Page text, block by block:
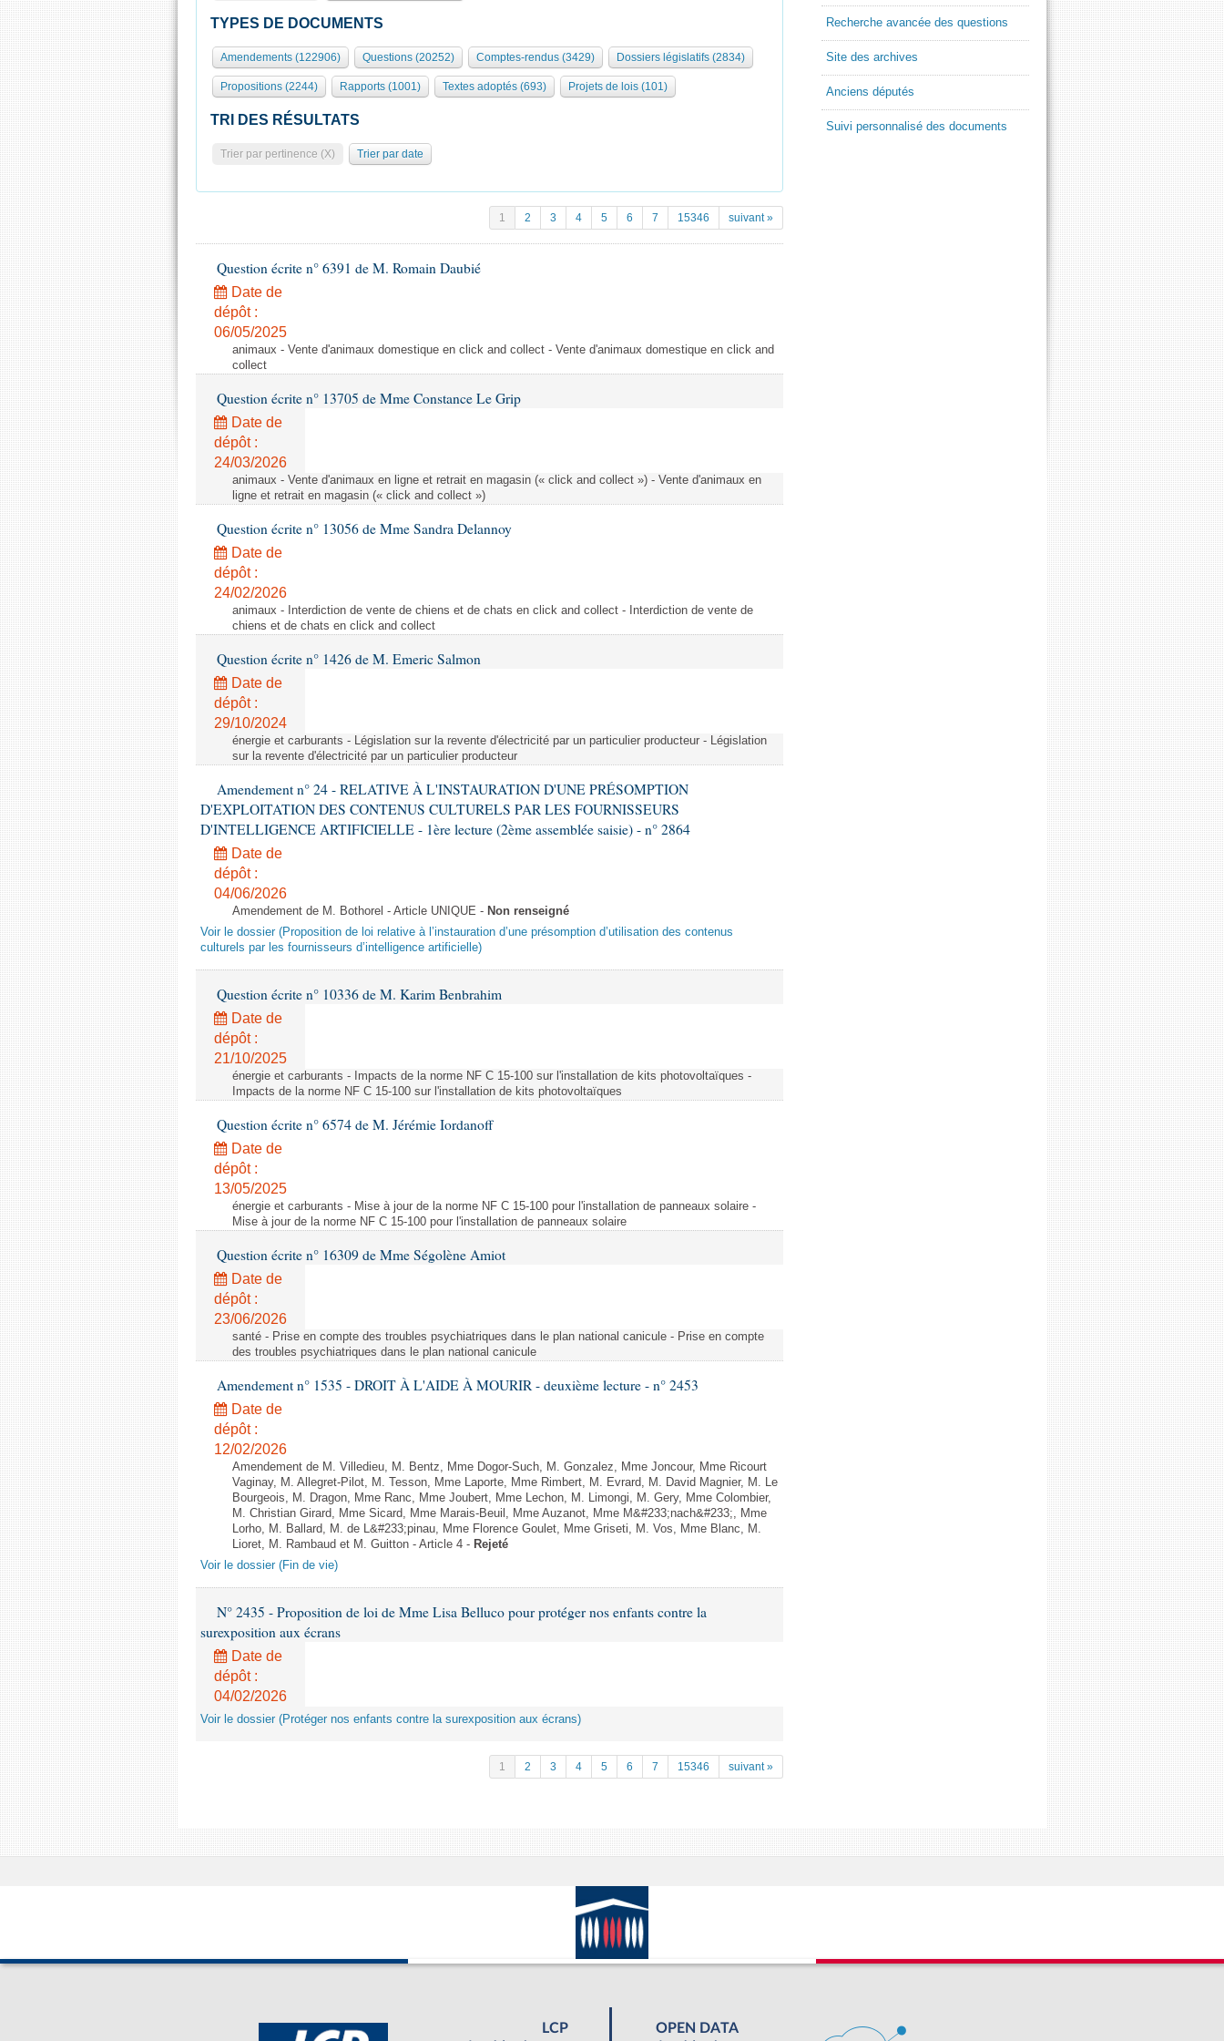
TYPES DE DOCUMENTS
Amendements (122906) Questions (20252) Comptes-rendus (3429) Dossiers législatifs (2834)
Propositions (2244) Rapports (1001) Textes adoptés (693) Projets de lois (101)
TRI DES RÉSULTATS
Trier par pertinence (X) Trier par date
1 2 3 4 5 6 7 15346 suivant »
Question écrite n° 6391 de M. Romain Daubié
Date de
dépôt :
06/05/2025
animaux - Vente d'animaux domestique en click and collect - Vente d'animaux domestique en click and
collect
Question écrite n° 13705 de Mme Constance Le Grip
Date de
dépôt :
24/03/2026
animaux - Vente d'animaux en ligne et retrait en magasin (« click and collect ») - Vente d'animaux en
ligne et retrait en magasin (« click and collect »)
Question écrite n° 13056 de Mme Sandra Delannoy
Date de
dépôt :
24/02/2026
animaux - Interdiction de vente de chiens et de chats en click and collect - Interdiction de vente de
chiens et de chats en click and collect
Question écrite n° 1426 de M. Emeric Salmon
Date de
dépôt :
29/10/2024
énergie et carburants - Législation sur la revente d'électricité par un particulier producteur - Législation
sur la revente d'électricité par un particulier producteur
Amendement n° 24 - RELATIVE À L'INSTAURATION D'UNE PRÉSOMPTION
D'EXPLOITATION DES CONTENUS CULTURELS PAR LES FOURNISSEURS
D'INTELLIGENCE ARTIFICIELLE - 1ère lecture (2ème assemblée saisie) - n° 2864
Date de
dépôt :
04/06/2026
Amendement de M. Bothorel - Article UNIQUE - Non renseigné
Voir le dossier (Proposition de loi relative à l’instauration d’une présomption d’utilisation des contenus
culturels par les fournisseurs d’intelligence artificielle)
Question écrite n° 10336 de M. Karim Benbrahim
Date de
dépôt :
21/10/2025
énergie et carburants - Impacts de la norme NF C 15-100 sur l'installation de kits photovoltaïques -
Impacts de la norme NF C 15-100 sur l'installation de kits photovoltaïques
Question écrite n° 6574 de M. Jérémie Iordanoff
Date de
dépôt :
13/05/2025
énergie et carburants - Mise à jour de la norme NF C 15-100 pour l'installation de panneaux solaire -
Mise à jour de la norme NF C 15-100 pour l'installation de panneaux solaire
Question écrite n° 16309 de Mme Ségolène Amiot
Date de
dépôt :
23/06/2026
santé - Prise en compte des troubles psychiatriques dans le plan national canicule - Prise en compte
des troubles psychiatriques dans le plan national canicule
Amendement n° 1535 - DROIT À L'AIDE À MOURIR - deuxième lecture - n° 2453
Date de
dépôt :
12/02/2026
Amendement de M. Villedieu, M. Bentz, Mme Dogor-Such, M. Gonzalez, Mme Joncour, Mme Ricourt
Vaginay, M. Allegret-Pilot, M. Tesson, Mme Laporte, Mme Rimbert, M. Evrard, M. David Magnier, M. Le
Bourgeois, M. Dragon, Mme Ranc, Mme Joubert, Mme Lechon, M. Limongi, M. Gery, Mme Colombier,
M. Christian Girard, Mme Sicard, Mme Marais-Beuil, Mme Auzanot, Mme M&#233;nach&#233;, Mme
Lorho, M. Ballard, M. de L&#233;pinau, Mme Florence Goulet, Mme Griseti, M. Vos, Mme Blanc, M.
Lioret, M. Rambaud et M. Guitton - Article 4 - Rejeté
Voir le dossier (Fin de vie)
N° 2435 - Proposition de loi de Mme Lisa Belluco pour protéger nos enfants contre la
surexposition aux écrans
Date de
dépôt :
04/02/2026
Voir le dossier (Protéger nos enfants contre la surexposition aux écrans)
1 2 3 4 5 6 7 15346 suivant »
Recherche avancée des questions
Site des archives
Anciens députés
Suivi personnalisé des documents
LCP
OPEN DATA